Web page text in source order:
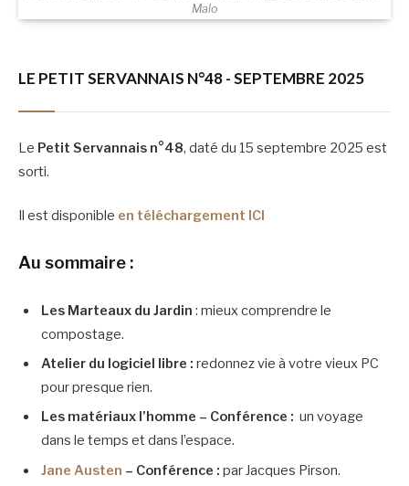
Malo
LE PETIT SERVANNAIS N°48 - SEPTEMBRE 2025
Le Petit Servannais n°48, daté du 15 septembre 2025 est
sorti.
Il est disponible en téléchargement ICI
Au sommaire :
Les Marteaux du Jardin : mieux comprendre le
compostage.
Atelier du logiciel libre : redonnez vie à votre vieux PC
pour presque rien.
Les matériaux l’homme – Conférence : un voyage
dans le temps et dans l’espace.
Jane Austen – Conférence : par Jacques Pirson.